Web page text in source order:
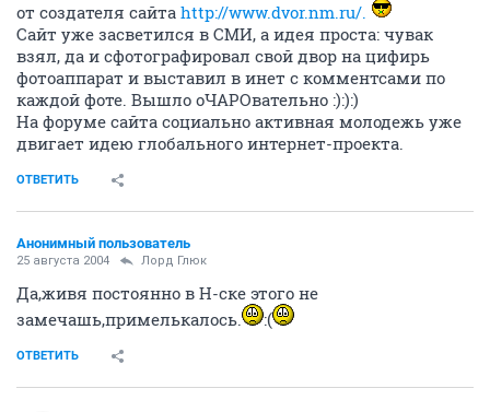
от создателя сайта http://www.dvor.nm.ru/.
Сайт уже засветился в СМИ, а идея проста: чувак
взял, да и сфотографировал свой двор на цифирь
фотоаппарат и выставил в инет с комментсами по
каждой фоте. Вышло оЧАРОвательно :):):)
На форуме сайта социально активная молодежь уже
двигает идею глобального интернет-проекта.
ОТВЕТИТЬ
Анонимный пользователь
25 августа 2004 Лорд Глюк
Да,живя постоянно в Н-ске этого не
замечашь,примелькалось.
:(
ОТВЕТИТЬ